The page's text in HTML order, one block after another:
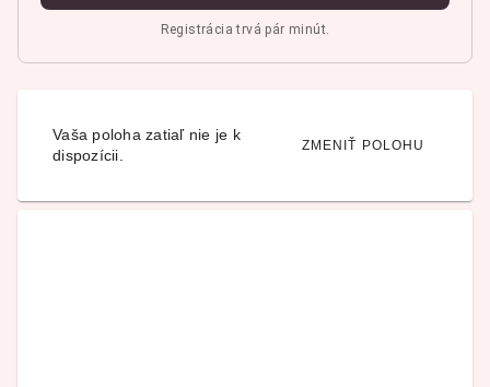
Registrácia trvá pár minút.
Vaša poloha zatiaľ nie je k
dispozícii.
ZMENIŤ POLOHU